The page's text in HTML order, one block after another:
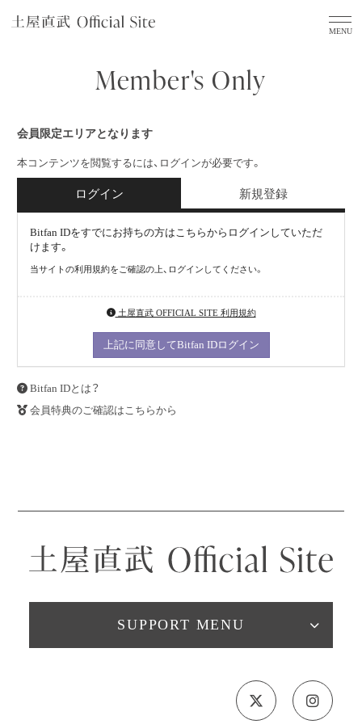
Member's Only
会員限定エリアとなります
本コンテンツを閲覧するには、ログインが必要です。
ログイン 新規登録
Bitfan IDをすでにお持ちの方はこちらからログインしていただ
けます。
当サイトの利用規約をご確認の上、ログインしてください。
土屋直武 OFFICIAL SITE 利用規約
上記に同意してBitfan IDログイン
Bitfan IDとは？
会員特典のご確認はこちらから
SUPPORT MENU